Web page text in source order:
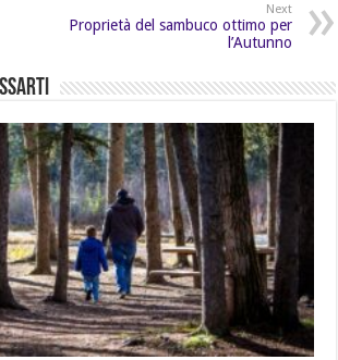
Next
Proprietà del sambuco ottimo per
l’Autunno